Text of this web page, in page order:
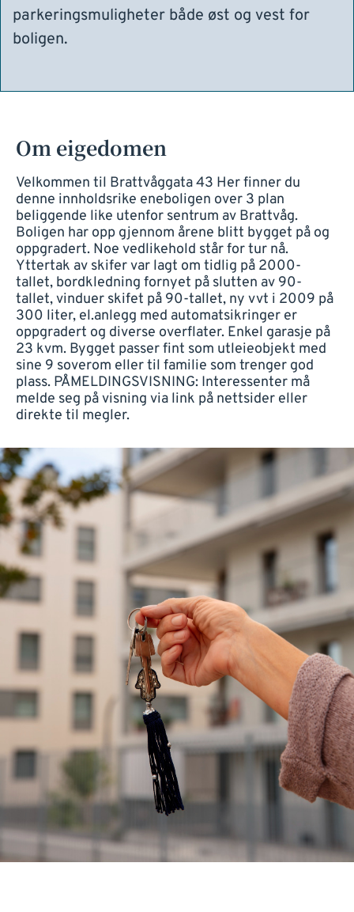
parkeringsmuligheter både øst og vest for
boligen.
Om eigedomen
Velkommen til Brattvåggata 43 Her finner du
denne innholdsrike eneboligen over 3 plan
beliggende like utenfor sentrum av Brattvåg.
Boligen har opp gjennom årene blitt bygget på og
oppgradert. Noe vedlikehold står for tur nå.
Yttertak av skifer var lagt om tidlig på 2000-
tallet, bordkledning fornyet på slutten av 90-
tallet, vinduer skifet på 90-tallet, ny vvt i 2009 på
300 liter, el.anlegg med automatsikringer er
oppgradert og diverse overflater. Enkel garasje på
23 kvm. Bygget passer fint som utleieobjekt med
sine 9 soverom eller til familie som trenger god
plass. PÅMELDINGSVISNING: Interessenter må
melde seg på visning via link på nettsider eller
direkte til megler.